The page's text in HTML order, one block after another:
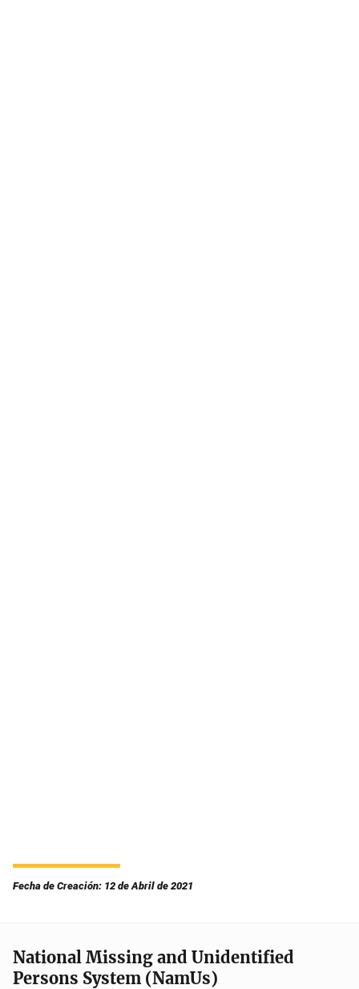
Fecha de Creación: 12 de Abril de 2021
National Missing and Unidentified
Persons System (NamUs)